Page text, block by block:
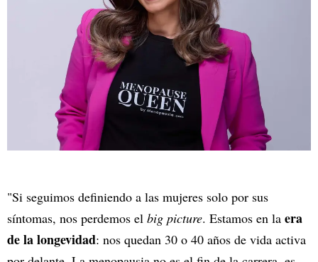
"Si seguimos definiendo a las mujeres solo por sus
síntomas, nos perdemos el big picture. Estamos en la era
de la longevidad: nos quedan 30 o 40 años de vida activa